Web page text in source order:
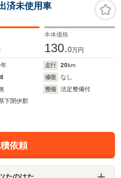
済未使用車
本体価格
130.0万円
年 走行 20km
修復
なし
整備
法定整備付
下閉伊郡
依頼